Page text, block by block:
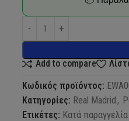
Add to compare
Κωδικός προϊόντος:
Κατηγορίες: Real Madrid ,
Ετικέτες: Κατά παραγγελία